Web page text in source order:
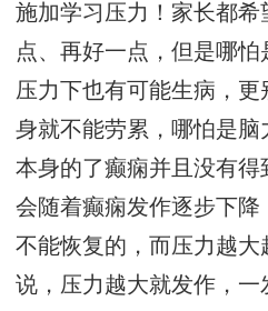
施加学习压力！家长都
点、再好一点，但是哪
压力下也有可能生病，
身就不能劳累，哪怕是脑
本身的了癫痫并且没有得
会随着癫痫发作逐步下
不能恢复的，而压力越
说，压力越大就发作，一